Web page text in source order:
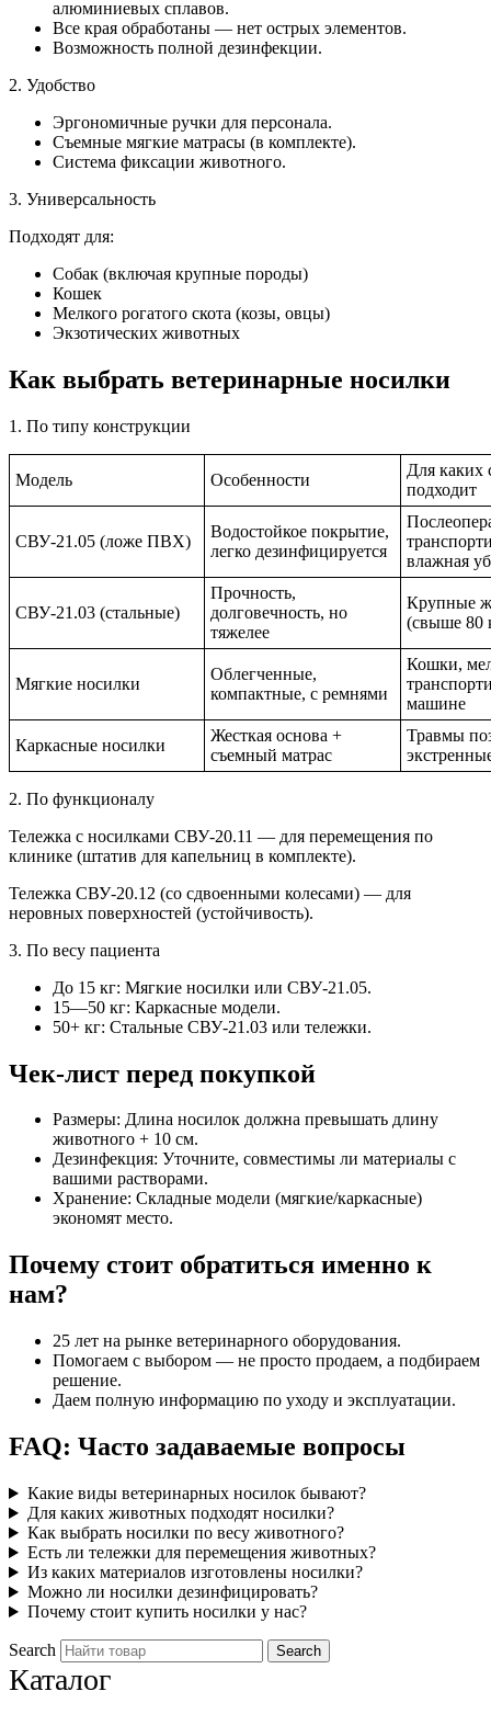
алюминиевых сплавов.
Все края обработаны — нет острых элементов.
Возможность полной дезинфекции.
2. Удобство
Эргономичные ручки для персонала.
Съемные мягкие матрасы (в комплекте).
Система фиксации животного.
3. Универсальность
Подходят для:
Собак (включая крупные породы)
Кошек
Мелкого рогатого скота (козы, овцы)
Экзотических животных
Как выбрать ветеринарные носилки
1. По типу конструкции
Модель Особенности
Для каких
подходит
СВУ-21.05 (ложе ПВХ)
Водостойкое покрытие,
легко дезинфицируется
влажная
СВУ-21.03 (стальные)
Прочность,
долговечность, но
тяжелее
Крупные
(свыше 80
Мягкие носилки
Облегченные,
компактные, с ремнями
Кошки,
машине
Каркасные носилки
Жесткая основа +
съемный матрас
Травмы
2. По функционалу
Тележка с носилками СВУ-20.11 — для перемещения по
клинике (штатив для капельниц в комплекте).
Тележка СВУ-20.12 (со сдвоенными колесами) — для
неровных поверхностей (устойчивость).
3. По весу пациента
До 15 кг: Мягкие носилки или СВУ-21.05.
15—50 кг: Каркасные модели.
50+ кг: Стальные СВУ-21.03 или тележки.
Чек-лист перед покупкой
Размеры: Длина носилок должна превышать длину
животного + 10 см.
Дезинфекция: Уточните, совместимы ли материалы с
вашими растворами.
Хранение: Складные модели (мягкие/каркасные)
экономят место.
Почему стоит обратиться именно к
нам?
25 лет на рынке ветеринарного оборудования.
Помогаем с выбором — не просто продаем, а подбираем
решение.
Даем полную информацию по уходу и эксплуатации.
FAQ: Часто задаваемые вопросы
Какие виды ветеринарных носилок бывают?
Для каких животных подходят носилки?
Как выбрать носилки по весу животного?
Есть ли тележки для перемещения животных?
Из каких материалов изготовлены носилки?
Можно ли носилки дезинфицировать?
Почему стоит купить носилки у нас?
Search
Каталог